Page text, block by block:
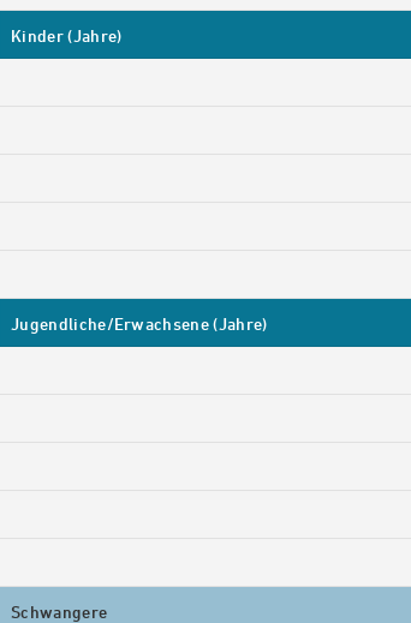
Kinder (Jahre)
Jugendliche/Erwachsene (Jahre)
Schwangere